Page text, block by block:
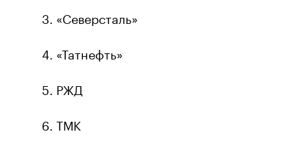
«Северсталь»
«Татнефть»
РЖД
ТМК